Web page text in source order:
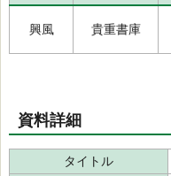
興風 貴重書庫
資料詳細
タイトル